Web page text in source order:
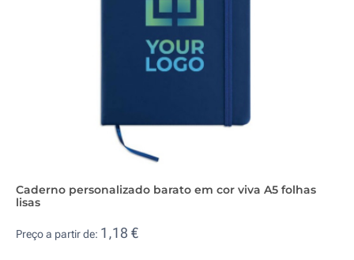
Caderno personalizado barato em cor viva A5 folhas
lisas
Preço a partir de: 1,18 €